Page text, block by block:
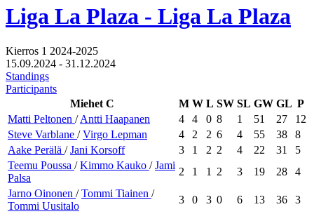
Liga La Plaza - Liga La Plaza
Kierros 1 2024-2025
15.09.2024 - 31.12.2024
Standings
Participants
Miehet C
M W L SW SL GW GL P
Matti Peltonen /Antti Haapanen 4 4 0 8 1 51 27
12
Steve Varblane /Virgo Lepman 4 2 2 6 4 55 38
8
Aake Perälä /Jani Korsoff 3 1 2 2 4 22 31
5
Teemu Poussa /Kimmo Kauko /Jami
Palsa
2 1 1 2 3 19 28
4
Jarno Oinonen /Tommi Tiainen /
Tommi Uusitalo
3 0 3 0 6 13 36
3